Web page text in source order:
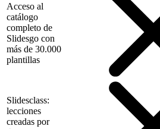
Acceso al
catálogo
completo de
Slidesgo con
más de 30.000
plantillas
Slidesclass:
lecciones
creadas por